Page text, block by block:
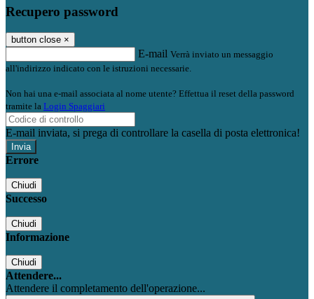
Recupero password
button close ×
E-mail Verrà inviato un messaggio
all'indirizzo indicato con le istruzioni necessarie.
Non hai una e-mail associata al nome utente? Effettua il reset della password
tramite la Login Spaggiari
E-mail inviata, si prega di controllare la casella di posta elettronica!
Errore
Chiudi
Successo
Chiudi
Informazione
Chiudi
Attendere...
Attendere il completamento dell'operazione...